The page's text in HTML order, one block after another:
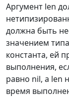
Аргумент len
должна быть
значением
константа, ей
выполнения,
равно nil, а len
время